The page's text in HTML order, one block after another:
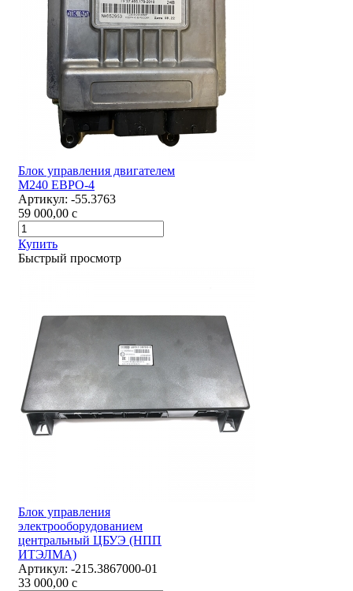
Блок управления двигателем
М240 ЕВРО-4
Артикул: -55.3763
59 000,00 c
Купить
Быстрый просмотр
Блок управления
электрооборудованием
центральный ЦБУЭ (НПП
ИТЭЛМА)
Артикул: -215.3867000-01
33 000,00 c